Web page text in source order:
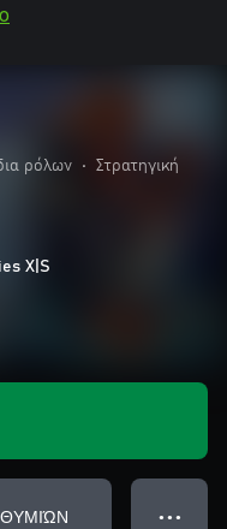
ρόλων • Στρατηγική
X|S
● ● ●